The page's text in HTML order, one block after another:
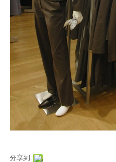
分享到: